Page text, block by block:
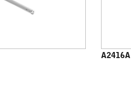
A2416A